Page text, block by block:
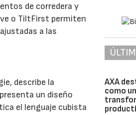
de corredera y
o TiltFirst permiten
a las
describe la
un diseño
el lenguaje cubista
AXA
como